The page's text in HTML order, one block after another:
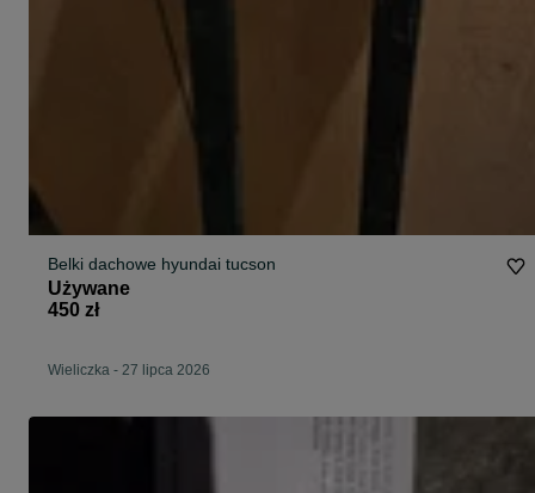
Belki dachowe hyundai tucson
Używane
450 zł
Wieliczka - 27 lipca 2026